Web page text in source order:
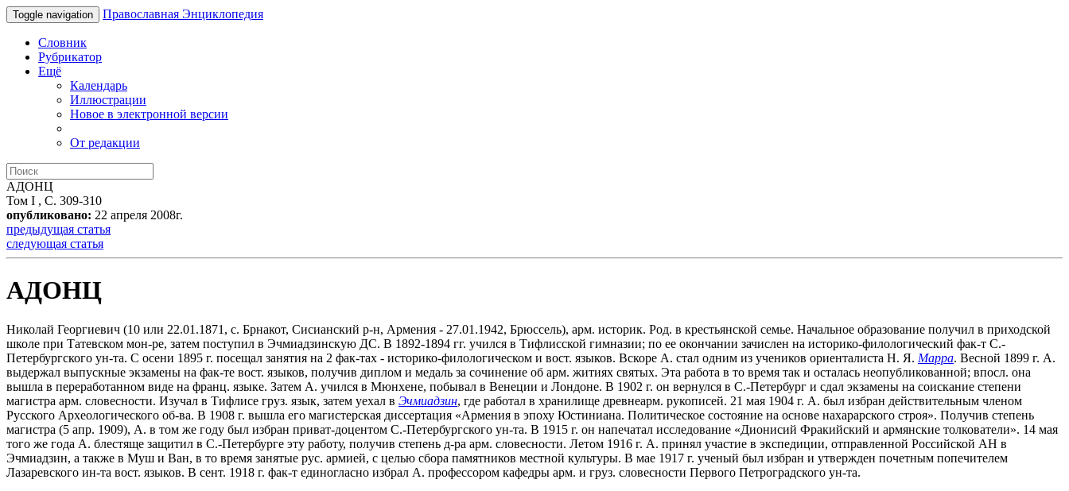
Toggle navigation Православная Энциклопедия
Словник
Рубрикатор
Ещё
Календарь
Иллюстрации
Новое в электронной версии
От редакции
АДОНЦ
Том I , С. 309-310
опубликовано: 22 апреля 2008г.
предыдущая статья
следующая статья
АДОНЦ
Николай Георгиевич (10 или 22.01.1871, с. Брнакот, Сисианский р-н, Армения - 27.01.1942, Брюссель), арм. историк. Род. в крестьянской семье. Начальное образование получил в приходской
школе при Татевском мон-ре, затем поступил в Эчмиадзинскую ДС. В 1892-1894 гг. учился в Тифлисской гимназии; по ее окончании зачислен на историко-филологический фак-т С.-
Петербургского ун-та. С осени 1895 г. посещал занятия на 2 фак-тах - историко-филологическом и вост. языков. Вскоре А. стал одним из учеников ориенталиста Н. Я. Марра. Весной 1899 г. А.
выдержал выпускные экзамены на фак-те вост. языков, получив диплом и медаль за сочинение об арм. житиях святых. Эта работа в то время так и осталась неопубликованной; впосл. она
вышла в переработанном виде на франц. языке. Затем А. учился в Мюнхене, побывал в Венеции и Лондоне. В 1902 г. он вернулся в С.-Петербург и сдал экзамены на соискание степени
магистра арм. словесности. Изучал в Тифлисе груз. язык, затем уехал в Эчмиадзин, где работал в хранилище древнеарм. рукописей. 21 мая 1904 г. А. был избран действительным членом
Русского Археологического об-ва. В 1908 г. вышла его магистерская диссертация «Армения в эпоху Юстиниана. Политическое состояние на основе нахарарского строя». Получив степень
магистра (5 апр. 1909), А. в том же году был избран приват-доцентом С.-Петербургского ун-та. В 1915 г. он напечатал исследование «Дионисий Фракийский и армянские толкователи». 14 мая
того же года А. блестяще защитил в С.-Петербурге эту работу, получив степень д-ра арм. словесности. Летом 1916 г. А. принял участие в экспедиции, отправленной Российской АН в
Эчмиадзин, а также в Муш и Ван, в то время занятые рус. армией, с целью сбора памятников местной культуры. В мае 1917 г. ученый был избран и утвержден почетным попечителем
Лазаревского ин-та вост. языков. В сент. 1918 г. фак-т единогласно избрал А. профессором кафедры арм. и груз. словесности Первого Петроградского ун-та.